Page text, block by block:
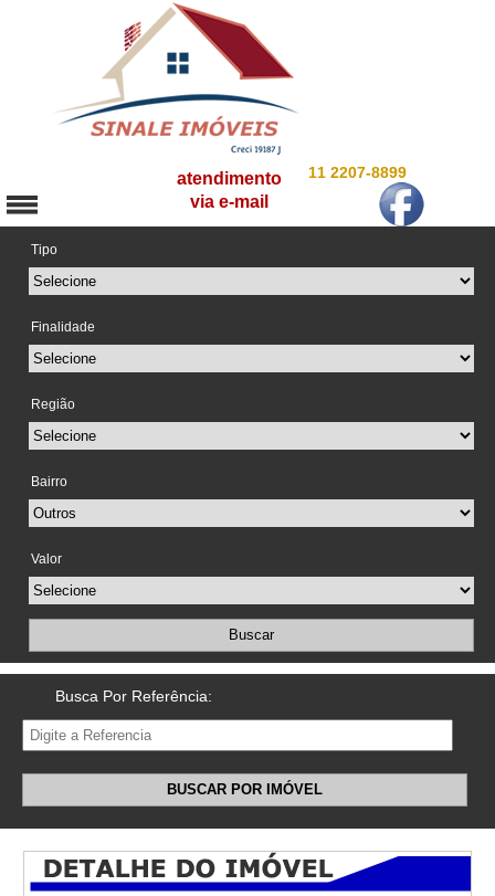
11 2207-8899
atendimento
via e-mail
Tipo
Finalidade
Região
Bairro
Valor
Buscar
Busca Por Referência:
BUSCAR POR IMÓVEL